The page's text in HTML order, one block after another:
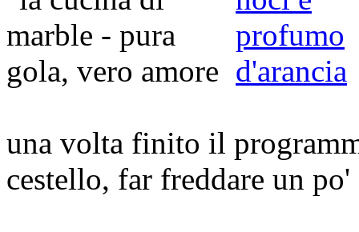
una volta finito il
cestello, far freddare un